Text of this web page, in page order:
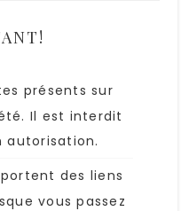
présents sur
Il est interdit
autorisation.
des liens
vous passez